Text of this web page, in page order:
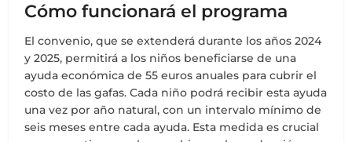
Cómo funcionará el programa
El convenio, que se extenderá durante los años 2024
y 2025, permitirá a los niños beneficiarse de una
ayuda económica de 55 euros anuales para cubrir el
costo de las gafas. Cada niño podrá recibir esta ayuda
una vez por año natural, con un intervalo mínimo de
seis meses entre cada ayuda. Esta medida es crucial